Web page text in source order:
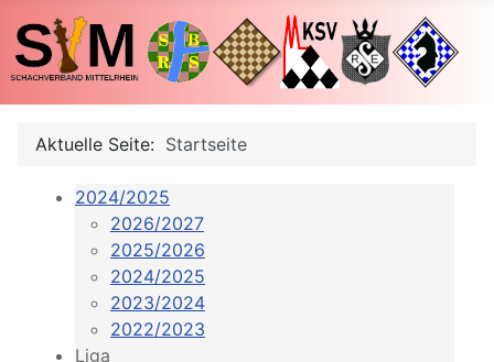
Aktuelle Seite: Startseite
2024/2025
2026/2027
2025/2026
2024/2025
2023/2024
2022/2023
Liga